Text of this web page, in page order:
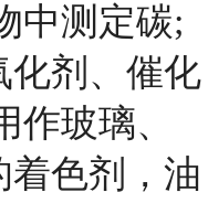
中测定碳;
化剂、催化
玻璃、
着色剂，油